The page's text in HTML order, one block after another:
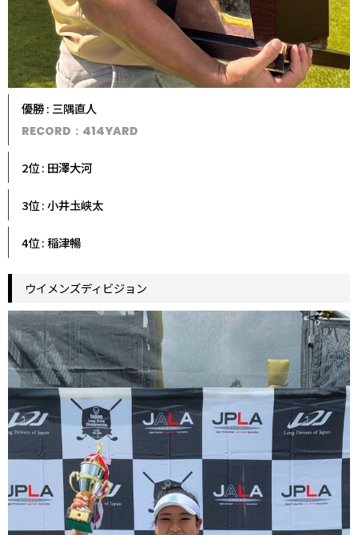
優勝 : 三隅直人
RECORD：414YARD
2位 : 田澤大河
3位 : 小井圡峡太
4位 : 稲津暢
ウイメンズディビジョン